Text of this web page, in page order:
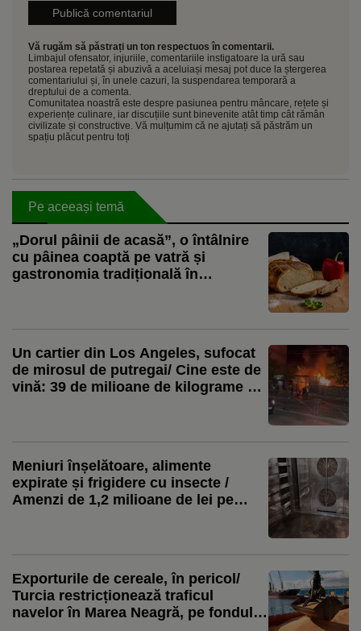
Vă rugăm să păstrați un ton respectuos în comentarii.
Limbajul ofensator, injuriile, comentariile instigatoare la ură sau
postarea repetată și abuzivă a aceluiași mesaj pot duce la ștergerea
comentariului și, în unele cazuri, la suspendarea temporară a
dreptului de a comenta.
Comunitatea noastră este despre pasiunea pentru mâncare, rețete și
experiențe culinare, iar discuțiile sunt binevenite atât timp cât rămân
civilizate și constructive. Vă mulțumim că ne ajutați să păstrăm un
spațiu plăcut pentru toți
Pe aceeași temă
„Dorul pâinii de acasă”, o întâlnire
cu pâinea coaptă pe vatră și
gastronomia tradițională în
Un cartier din Los Angeles, sufocat
de mirosul de putregai/ Cine este de
vină: 39 de milioane de kilograme de
Meniuri înșelătoare, alimente
expirate și frigidere cu insecte /
Amenzi de 1,2 milioane de lei pe
Exporturile de cereale, în pericol/
Turcia restricționează traficul
navelor în Marea Neagră, pe fondul